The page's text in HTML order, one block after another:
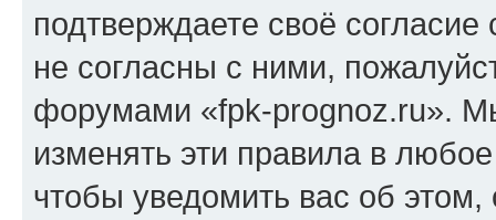
подтверждаете своё
не согласны с ними,
форумами «fpk-prognoz.ru».
изменять эти правила в
чтобы уведомить вас об